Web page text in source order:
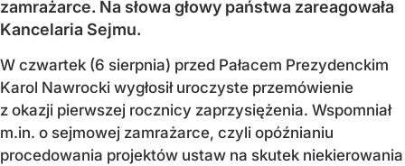
zamrażarce. Na słowa głowy państwa zareagowała
Kancelaria Sejmu.
W czwartek (6 sierpnia) przed Pałacem Prezydenckim
Karol Nawrocki wygłosił uroczyste przemówienie
z okazji pierwszej rocznicy zaprzysiężenia. Wspomniał
m.in. o sejmowej zamrażarce, czyli opóźnianiu
procedowania projektów ustaw na skutek niekierowania